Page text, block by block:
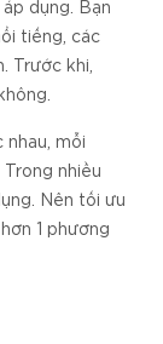
dụng. Bạn
tiếng, các
Trước khi,
mỗi
nhiều
Nên tối ưu
1 phương